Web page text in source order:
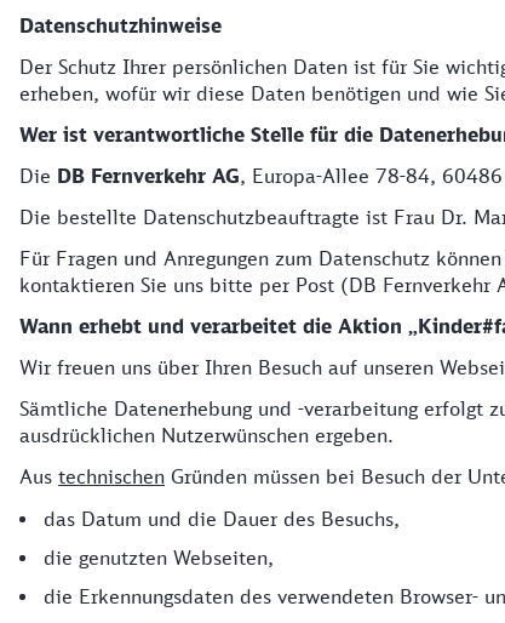
Datenschutzhinweise
Datenschutzhinweise
Der Schutz Ihrer persönlichen Daten ist für Sie
erheben, wofür wir diese Daten benötigen und wie
Wer ist verantwortliche Stelle für die
Die DB Fernverkehr AG, Europa-Allee 78-84,
Die bestellte Datenschutzbeauftragte ist Frau Dr.
Für Fragen und Anregungen zum Datenschutz
kontaktieren Sie uns bitte per Post (DB
Wann erhebt und verarbeitet die Aktion
Wir freuen uns über Ihren Besuch auf unseren
Sämtliche Datenerhebung und -verarbeitung erfolgt
ausdrücklichen Nutzerwünschen ergeben.
Aus technischen Gründen müssen bei Besuch der
das Datum und die Dauer des Besuchs,
die genutzten Webseiten,
die Erkennungsdaten des verwendeten Browser-